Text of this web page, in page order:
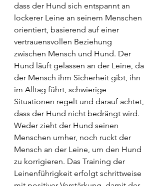
dass der Hund sich entspannt an
lockerer Leine an seinem Menschen
orientiert, basierend auf einer
vertrauensvollen Beziehung
zwischen Mensch und Hund. Der
Hund läuft gelassen an der Leine, da
der Mensch ihm Sicherheit gibt, ihn
im Alltag führt, schwierige
Situationen regelt und darauf achtet,
dass der Hund nicht bedrängt wird.
Weder zieht der Hund seinen
Menschen umher, noch ruckt der
Mensch an der Leine, um den Hund
zu korrigieren. Das Training der
Leinenführigkeit erfolgt schrittweise